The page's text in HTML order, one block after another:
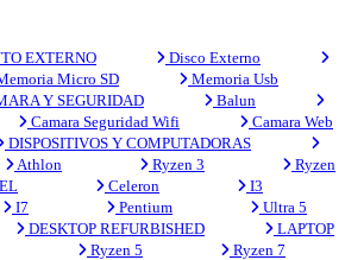
EXTERNO
Disco Externo
Micro SD
Memoria Usb
Y SEGURIDAD
Balun
Camara Seguridad Wifi
Camara Web
DISPOSITIVOS Y COMPUTADORAS
Athlon Ryzen 3
Ryzen
Celeron
I3
I7 Pentium
Ultra 5
DESKTOP REFURBISHED
LAPTOP
Ryzen 5
Ryzen 7